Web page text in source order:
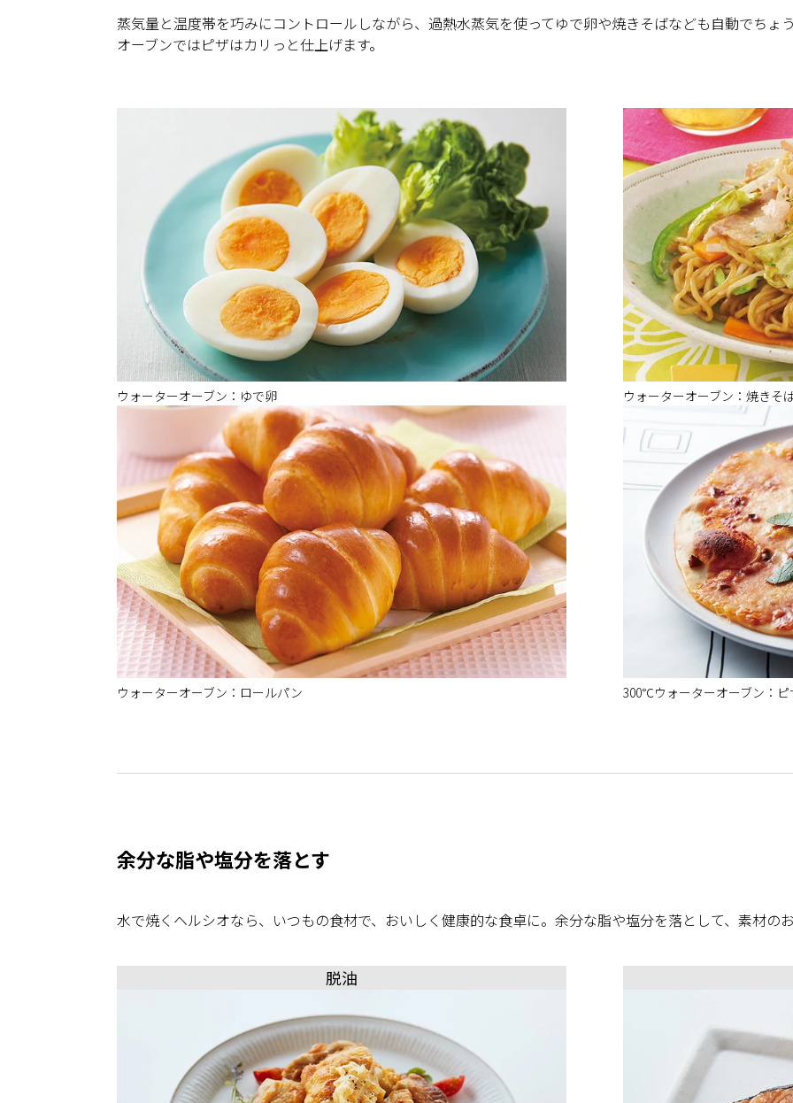
蒸気量と温度帯を巧みにコントロールしながら、過熱水蒸気を使ってゆで卵や焼きそばなども自動でち
オーブンではピザはカリっと仕上げます。
ウォーターオーブン：ゆで卵 ウォーターオーブン：焼きそ
ウォーターオーブン：ロールパン 300℃ウォーターオーブン：
余分な脂や塩分を落とす
水で焼くヘルシオなら、いつもの食材で、おいしく健康的な食卓に。余分な脂や塩分を落として、素材の
脱油